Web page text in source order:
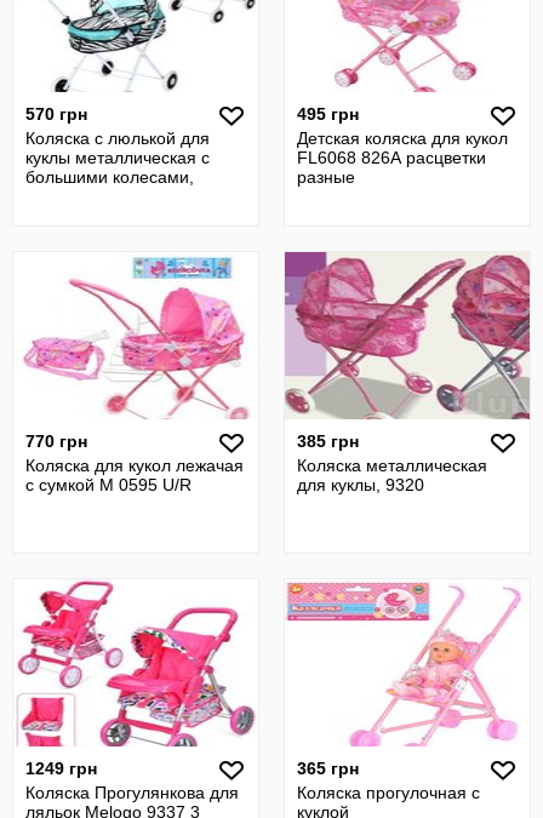
570 грн
Коляска с люлькой для
куклы металлическая с
большими колесами,
495 грн
Детская коляска для кукол
FL6068 826А расцветки
разные
770 грн
Коляска для кукол лежачая
с сумкой M 0595 U/R
385 грн
Коляска металлическая
для куклы, 9320
1249 грн
Коляска Прогулянкова для
ляльок Melogo 9337 3
365 грн
Коляска прогулочная с
куклой